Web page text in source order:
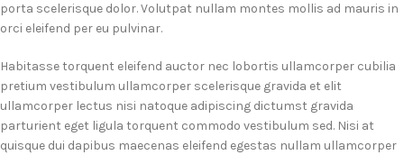
porta scelerisque dolor. Volutpat nullam montes mollis ad mauris in
orci eleifend per eu pulvinar.
Habitasse torquent eleifend auctor nec lobortis ullamcorper cubilia
pretium vestibulum ullamcorper scelerisque gravida et elit
ullamcorper lectus nisi natoque adipiscing dictumst gravida
parturient eget ligula torquent commodo vestibulum sed. Nisi at
quisque dui dapibus maecenas eleifend egestas nullam ullamcorper